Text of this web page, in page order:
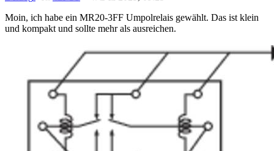
Moin, ich habe ein MR20-3FF Umpolrelais gewählt. Das ist klein
und kompakt und sollte mehr als ausreichen.